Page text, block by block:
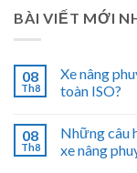
BÀI VIẾT MỚI
08
Th8
Xe nâng
toàn ISO?
08
Th8
Những câu
xe nâng